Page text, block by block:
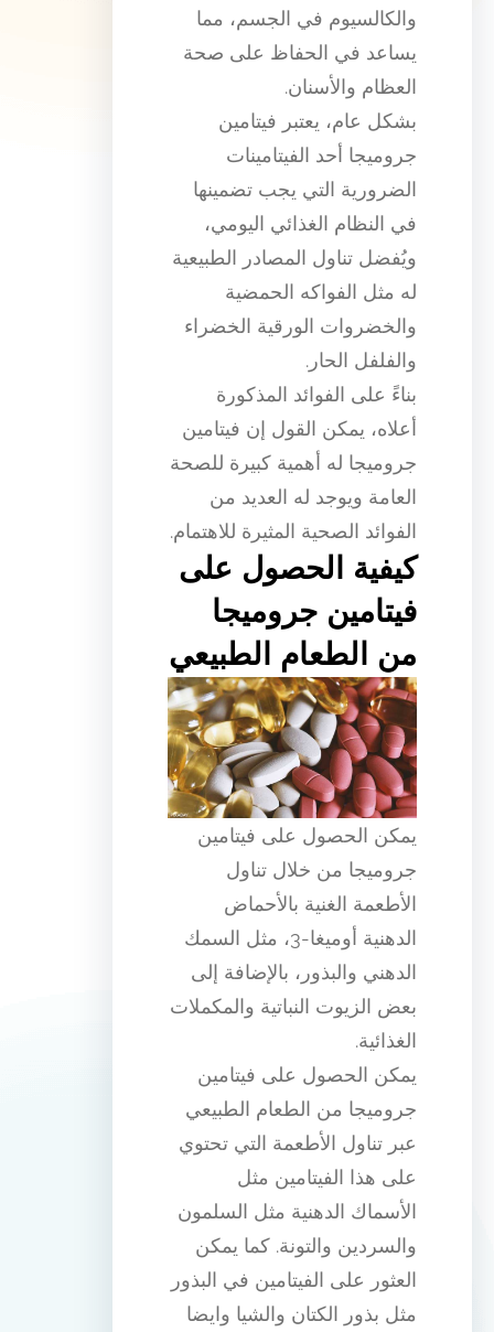
والكالسيوم في الجسم، مما
يساعد في الحفاظ على صحة
العظام والأسنان.
بشكل عام، يعتبر فيتامين
جروميجا أحد الفيتامينات
الضرورية التي يجب تضمينها
في النظام الغذائي اليومي،
ويُفضل تناول المصادر الطبيعية
له مثل الفواكه الحمضية
والخضروات الورقية الخضراء
والفلفل الحار.
بناءً على الفوائد المذكورة
أعلاه، يمكن القول إن فيتامين
جروميجا له أهمية كبيرة للصحة
العامة ويوجد له العديد من
الفوائد الصحية المثيرة للاهتمام.
كيفية الحصول على
فيتامين جروميجا
من الطعام الطبيعي
يمكن الحصول على فيتامين
جروميجا من خلال تناول
الأطعمة الغنية بالأحماض
الدهنية أوميغا-3، مثل السمك
الدهني والبذور، بالإضافة إلى
بعض الزيوت النباتية والمكملات
الغذائية.
يمكن الحصول على فيتامين
جروميجا من الطعام الطبيعي
عبر تناول الأطعمة التي تحتوي
على هذا الفيتامين مثل
الأسماك الدهنية مثل السلمون
والسردين والتونة. كما يمكن
العثور على الفيتامين في البذور
مثل بذور الكتان والشيا وايضا